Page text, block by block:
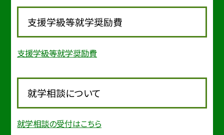
支援学級等就学奨励費
支援学級等就学奨励費
就学相談について
就学相談の受付はこちら